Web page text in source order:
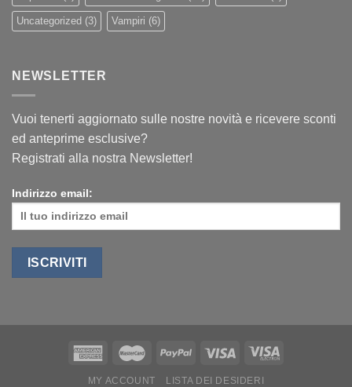
Uncategorized (3) Vampiri (6)
NEWSLETTER
Vuoi tenerti aggiornato sulle nostre novità e ricevere sconti
ed anteprime esclusive?
Registrati alla nostra Newsletter!
Indirizzo email:
MY ACCOUNT LISTA DEI DESIDERI